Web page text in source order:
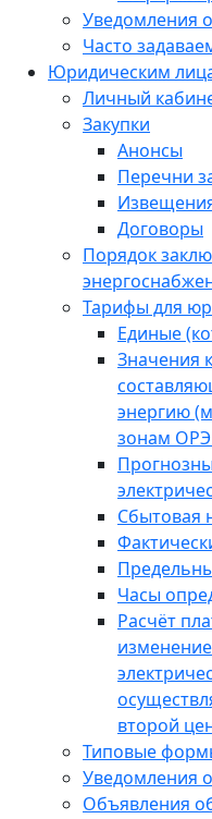
Уведомления
Часто
Юридическим
Личный
Закупки
Анонсы
Перечни
Договоры
Порядок
Тарифы для
Единые
Значения
энергию
зонам
Сбытовая
Часы
Расчёт
второй
Типовые
Уведомления
Объявления